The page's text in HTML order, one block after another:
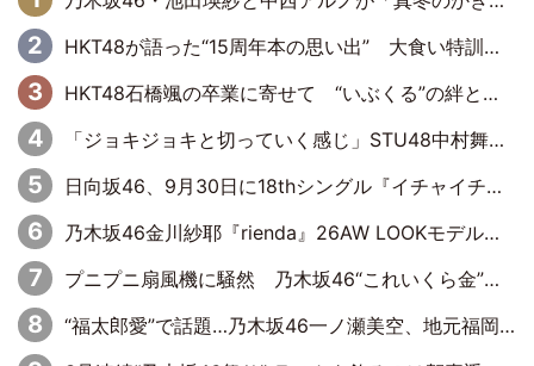
HKT48が語った“15周年本の思い出” 大食い特訓・守護霊企画・制服グラビア…盛りだくさんの裏話
HKT48石橋颯の卒業に寄せて “いぶくる”の絆と後輩・龍頭綺音の決意
「ジョキジョキと切っていく感じ」STU48中村舞、新しい挑戦は自らの手で
日向坂46、9月30日に18thシングル『イチャイチャ虫』の発売決定！ フォーメーションは『日向坂で会いましょう』にて発表
乃木坂46金川紗耶『rienda』26AW LOOKモデルに就任
プニプニ扇風機に騒然 乃木坂46“これいくら金”延長中は今回もわちゃわちゃ全開
“福太郎愛”で話題…乃木坂46一ノ瀬美空、地元福岡『めんべい25周年トップサポーター』に就任